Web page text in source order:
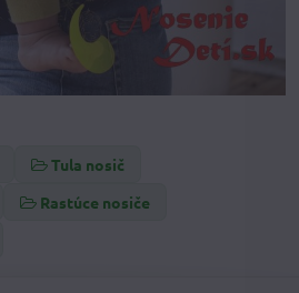
Tula nosič
Rastúce nosiče